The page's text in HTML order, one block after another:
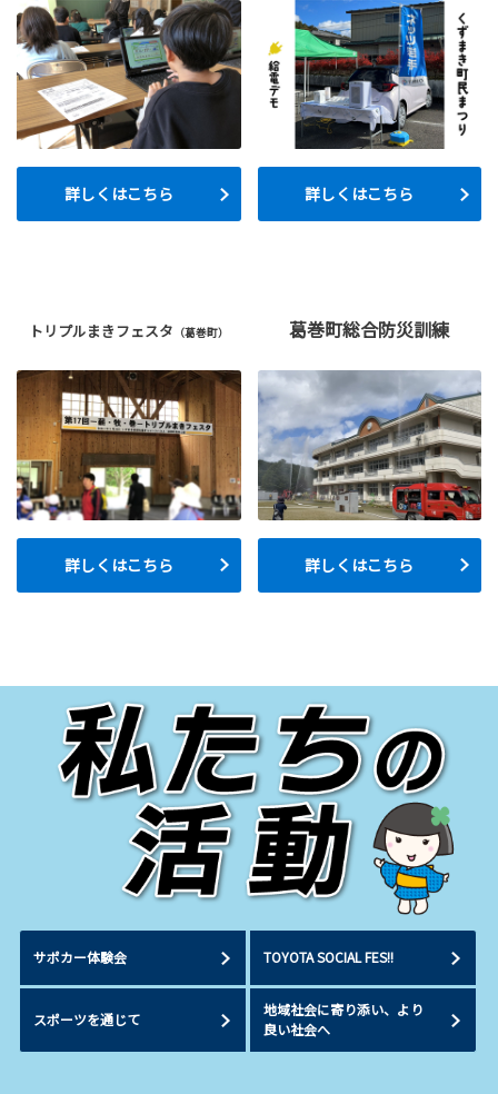
詳しくはこちら 詳しくはこちら
トリプルまきフェスタ （葛巻町）
詳しくはこちら
葛巻町総合防災訓練
詳しくはこちら
サポカー体験会 TOYOTA SOCIAL FES!!
スポーツを通じて
地域社会に寄り添い、より
良い社会へ